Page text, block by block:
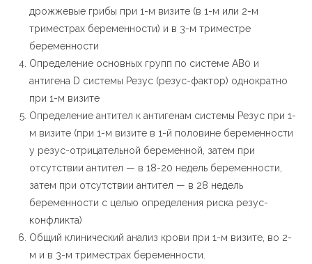
дрожжевые грибы при 1-м визите (в 1-м или 2-м
триместрах беременности) и в 3-м триместре
беременности
Определение основных групп по системе AB0 и
антигена D системы Резус (резус-фактор) однократно
при 1-м визите
Определение антител к антигенам системы Резус при 1-
м визите (при 1-м визите в 1-й половине беременности
у резус-отрицательной беременной, затем при
отсутствии антител — в 18-20 недель беременности,
затем при отсутствии антител — в 28 недель
беременности с целью определения риска резус-
конфликта)
Общий клинический анализ крови при 1-м визите, во 2-
м и в 3-м триместрах беременности.